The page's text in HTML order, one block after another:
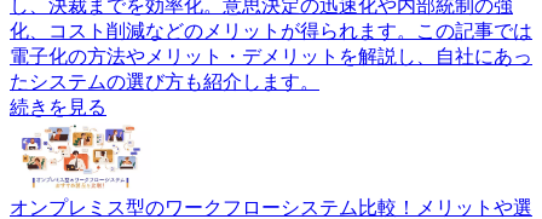
し、決裁までを効率化。意思決定の迅速化や内部統制の強
化、コスト削減などのメリットが得られます。この記事では
電子化の方法やメリット・デメリットを解説し、自社にあっ
たシステムの選び方も紹介します。
続きを見る
オンプレミス型のワークフローシステム比較！メリットや選